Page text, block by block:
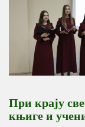
При крају
књиге и